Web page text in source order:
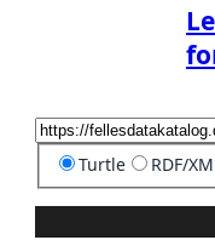
Turtle RDF/